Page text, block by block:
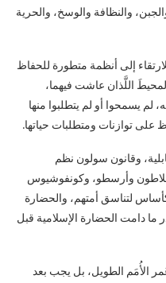
والنظافة والوسخ، والحرية
إلى أنظمة متطورة للحفاظ
اللَّذان عاشت فيهما،
يسمحوا أو لم يتطلبوا منها
على توازنات ومتطلبات حياتها.
وقانون سولون نظم
وأرسطو، وكونفوشيوس
لتناسق أمتهم، والحضارة
ما دامت الحضارة الإسلامية قبل
الأُمَم الطويل، بل يجب بعد